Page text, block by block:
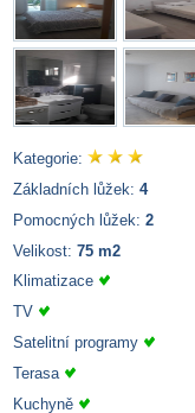
Kategorie:
Základních lůžek: 4
Pomocných lůžek: 2
Velikost: 75 m2
Klimatizace
TV
Satelitní programy
Terasa
Kuchyně